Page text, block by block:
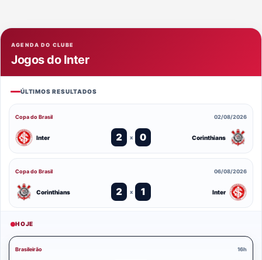
AGENDA DO CLUBE
Jogos do Inter
ÚLTIMOS RESULTADOS
Copa do Brasil 02/08/2026
Inter 2 x 0 Corinthians
Copa do Brasil 06/08/2026
Corinthians 2 x 1 Inter
HOJE
Brasileirão 16h